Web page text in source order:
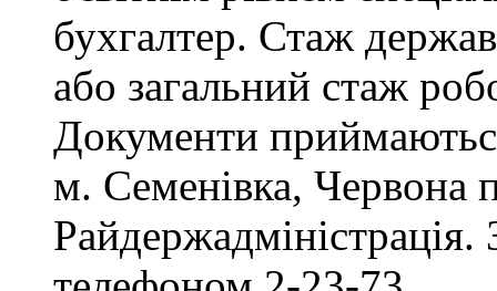
бухгалтер. Стаж
або загальний стаж
Документи
м. Семенівка, Червона
Райдержадміністрація.